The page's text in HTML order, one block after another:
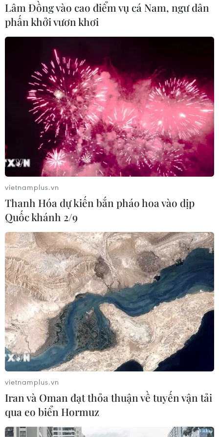
Lâm Đồng vào cao điểm vụ cá Nam, ngư dân
phấn khởi vươn khơi
vietnamplus.vn
Thanh Hóa dự kiến bắn pháo hoa vào dịp
Quốc khánh 2/9
vietnamplus.vn
Iran và Oman đạt thỏa thuận về tuyến vận tải
qua eo biển Hormuz